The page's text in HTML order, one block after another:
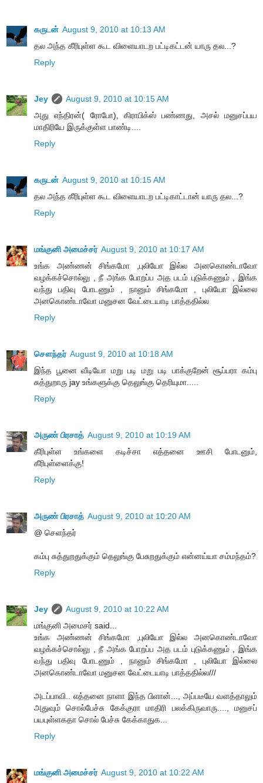
கருடன் August 9, 2010 at 10:13 AM
தல அந்த கீரிபுள்ள கூட விளையாடற பட்டிகட்டன் யாரு தல...?
Reply
Jey
August 9, 2010 at 10:15 AM
அது எந்திரன்( ரோபோ), கிராபிக்ஸ் பண்ணது, அசல் மனுசப்பய
மாதிரியே இருக்குள்ள பாண்டி....
Reply
கருடன் August 9, 2010 at 10:15 AM
தல அந்த கீரிபுள்ள கூட விளையாடற பட்டிகாட்டான் யாரு தல...?
Reply
மங்குனி அமைச்சர் August 9, 2010 at 10:17 AM
உங்க அண்ணன் சிங்கமோ ,புலியோ இல்ல அனகொண்டாவோ
வழக்கச்சொல்லு , நீ அங்க போறப்ப அத படம் புடுக்கணும் , இங்க
வந்து பதிவு போடணும் , நானும் சிங்கமோ , புலியோ இல்லை
அனகொண்டாவோ மனுசன வேட்டையாடி பாத்ததில்ல
Reply
சௌந்தர் August 9, 2010 at 10:18 AM
இந்த பூனை வீடியோ மறு படி மறு படி பாக்குறேன் சூப்பரா கம்பு
சுத்துறாரு jay உங்களுக்கு தெலுங்கு தெரியுமா.....
Reply
அருண் பிரசாத் August 9, 2010 at 10:19 AM
கீரிபுள்ள உங்களை கடிச்சா எத்தனை ஊசி போடனும்,
கீரிபுள்ளைக்கு!
Reply
அருண் பிரசாத் August 9, 2010 at 10:20 AM
@ செளந்தர்
கம்பு சுத்துறதுக்கும் தெலுங்கு பேசுறதுக்கும் என்னய்யா சம்மந்தம்?
Reply
Jey
August 9, 2010 at 10:22 AM
மங்குனி அமைசர் said...
உங்க அண்ணன் சிங்கமோ ,புலியோ இல்ல அனகொண்டாவோ
வழக்கச்சொல்லு , நீ அங்க போறப்ப அத படம் புடுக்கணும் , இங்க
வந்து பதிவு போடணும் , நானும் சிங்கமோ , புலியோ இல்லை
அனகொண்டாவோ மனுசன வேட்டையாடி பாத்ததில்ல///
அடப்பாவி.. எத்தனை நாளா இந்த பிளான்..., அப்படீயே வளத்தாலும்
அதுவும் சொல்பேச்சு கேக்குரா மாதிரி பலக்கிருவாரு...., மனுசப்
பயபுள்ளகதா சொல் பேச்சு கேக்காதுக...
Reply
மங்குனி அமைச்சர் August 9, 2010 at 10:22 AM